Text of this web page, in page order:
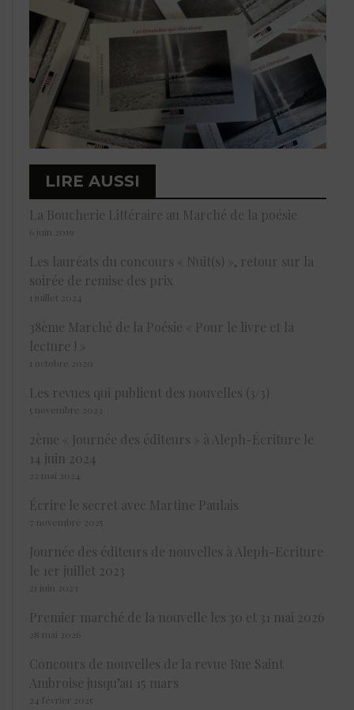
LIRE AUSSI
La Boucherie Littéraire au Marché de la poésie
6 juin 2019
Les lauréats du concours « Nuit(s) », retour sur la
soirée de remise des prix
1 juillet 2024
38ème Marché de la Poésie « Pour le livre et la
lecture ! »
1 octobre 2020
Les revues qui publient des nouvelles (3/3)
5 novembre 2023
2ème « Journée des éditeurs » à Aleph-Écriture le
14 juin 2024
22 mai 2024
Écrire le secret avec Martine Paulais
7 novembre 2025
Journée des éditeurs de nouvelles à Aleph-Ecriture
le 1er juillet 2023
21 juin 2023
Premier marché de la nouvelle les 30 et 31 mai 2026
28 mai 2026
Concours de nouvelles de la revue Rue Saint
Ambroise jusqu’au 15 mars
24 février 2025